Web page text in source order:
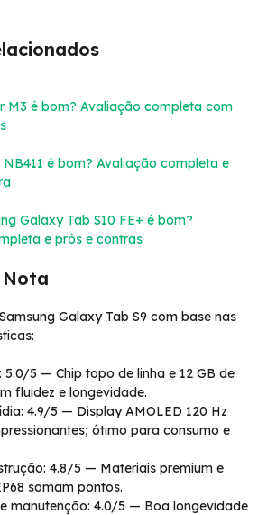
M3 é bom? Avaliação completa com
é bom? Avaliação completa e
Galaxy Tab S10 FE+ é bom?
e prós e contras
Nota
Galaxy Tab S9 com base nas
5.0/5 — Chip topo de linha e 12 GB de
fluidez e longevidade.
4.9/5 — Display AMOLED 120 Hz
ótimo para consumo e
4.8/5 — Materiais premium e
somam pontos.
manutenção: 4.0/5 — Boa longevidade